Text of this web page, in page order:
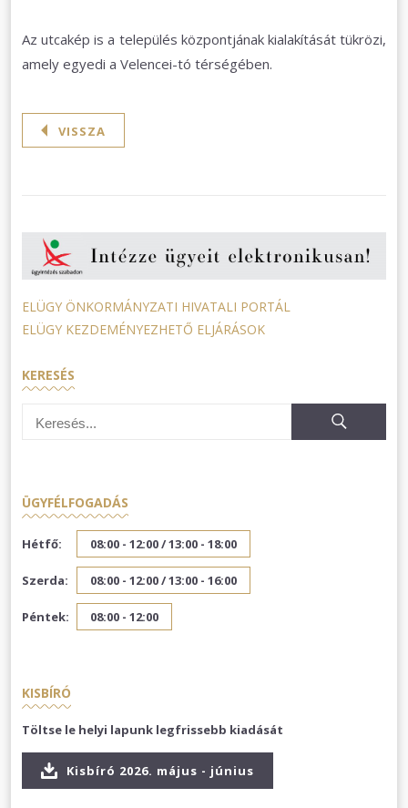
Az utcakép is a település központjának kialakítását tükrözi,
amely egyedi a Velencei-tó térségében.
VISSZA
ELÜGY ÖNKORMÁNYZATI HIVATALI PORTÁL
ELÜGY KEZDEMÉNYEZHETŐ ELJÁRÁSOK
KERESÉS
ÜGYFÉLFOGADÁS
Hétfő: 08:00 - 12:00 /13:00 - 18:00
Szerda: 08:00 - 12:00 /13:00 - 16:00
Péntek: 08:00 - 12:00
KISBÍRÓ
Töltse le helyi lapunk legfrissebb kiadását
Kisbíró 2026. május - június